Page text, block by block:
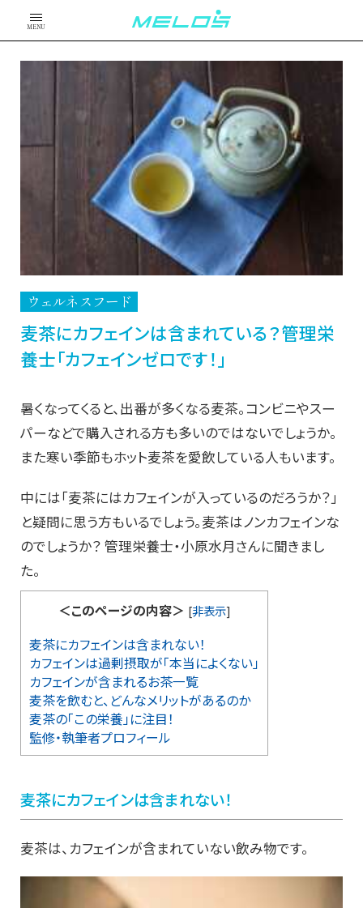
MENU
ウェルネスフード
麦茶にカフェインは含まれている？管理栄
養士「カフェインゼロです！」
暑くなってくると、出番が多くなる麦茶。コンビニやスー
パーなどで購入される方も多いのではないでしょうか。
また寒い季節もホット麦茶を愛飲している人もいます。
中には「麦茶にはカフェインが入っているのだろうか？」
と疑問に思う方もいるでしょう。麦茶はノンカフェインな
のでしょうか？ 管理栄養士・小原水月さんに聞きまし
た。
＜このページの内容＞ [非表示]
麦茶にカフェインは含まれない！
カフェインは過剰摂取が「本当によくない」
カフェインが含まれるお茶一覧
麦茶を飲むと、どんなメリットがあるのか
麦茶の「この栄養」に注目！
監修・執筆者プロフィール
麦茶にカフェインは含まれない！
麦茶は、カフェインが含まれていない飲み物です。